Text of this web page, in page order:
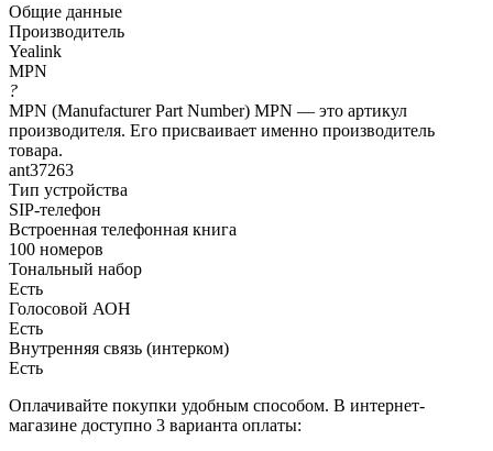
Общие данные
Производитель
Yealink
MPN
?
MPN (Manufacturer Part Number) MPN — это артикул
производителя. Его присваивает именно производитель
товара.
ant37263
Тип устройства
SIP-телефон
Встроенная телефонная книга
100 номеров
Тональный набор
Есть
Голосовой АОН
Есть
Внутренняя связь (интерком)
Есть
Оплачивайте покупки удобным способом. В интернет-
магазине доступно 3 варианта оплаты: